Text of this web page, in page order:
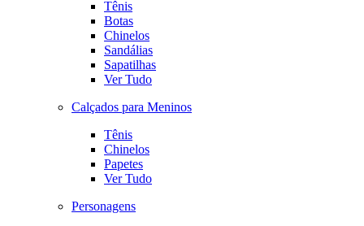
Tênis
Botas
Chinelos
Sandálias
Sapatilhas
Ver Tudo
Calçados para Meninos
Tênis
Chinelos
Papetes
Ver Tudo
Personagens